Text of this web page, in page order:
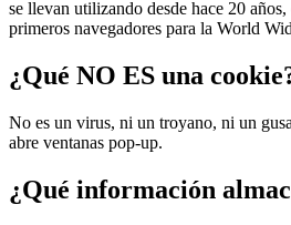
se llevan utilizando desde hace 20
primeros navegadores para la World
¿Qué NO ES una
No es un virus, ni un troyano, ni un
abre ventanas pop-up.
¿Qué información